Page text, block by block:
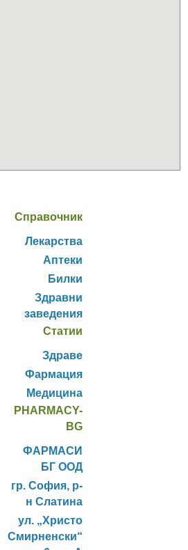
Справочник
Лекарства
Аптеки
Билки
Здравни
заведения
Статии
Здраве
Фармация
Медицина
PHARMACY-
BG
ФАРМАСИ
БГ ООД
гр. София, р-
н Слатина
ул. „Христо
Смирненски“